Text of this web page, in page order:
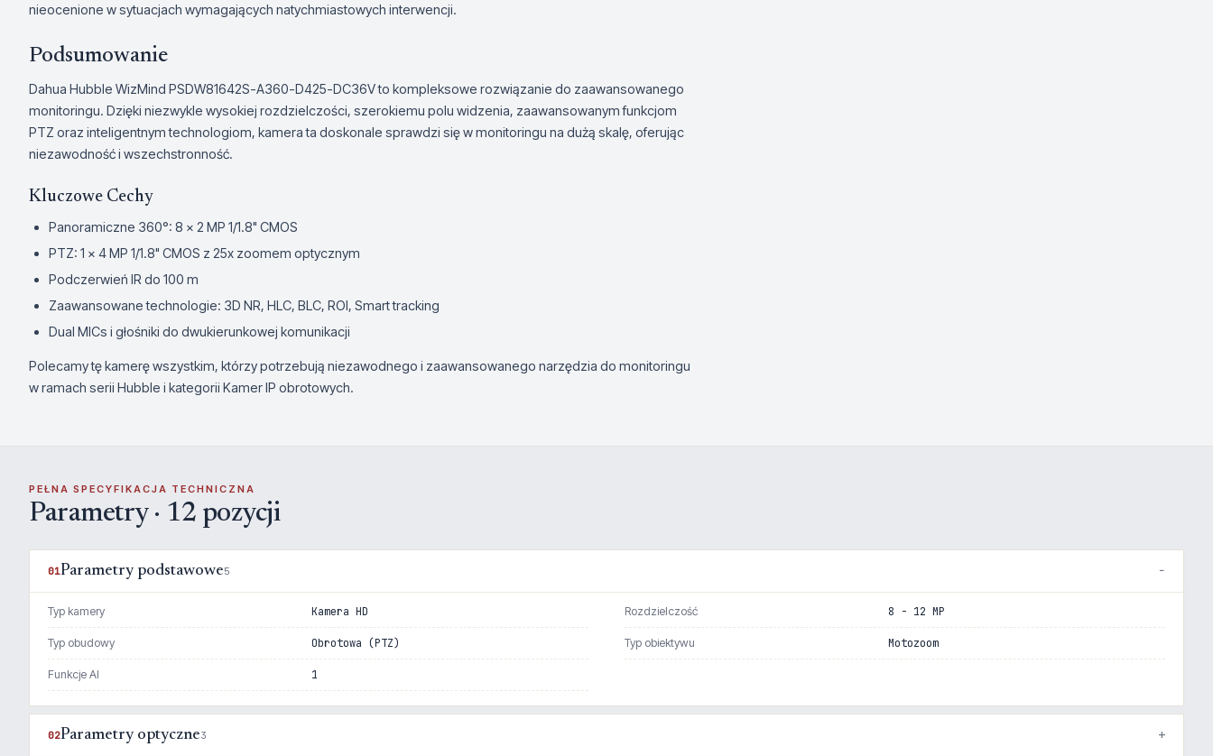
nieocenione w sytuacjach wymagających natychmiastowych interwencji.
Podsumowanie
Dahua Hubble WizMind PSDW81642S-A360-D425-DC36V to kompleksowe rozwiązanie do zaawansowanego
monitoringu. Dzięki niezwykle wysokiej rozdzielczości, szerokiemu polu widzenia, zaawansowanym funkcjom
PTZ oraz inteligentnym technologiom, kamera ta doskonale sprawdzi się w monitoringu na dużą skalę, oferując
niezawodność i wszechstronność.
Kluczowe Cechy
Panoramiczne 360°: 8 × 2 MP 1/1.8" CMOS
PTZ: 1 × 4 MP 1/1.8" CMOS z 25x zoomem optycznym
Podczerwień IR do 100 m
Zaawansowane technologie: 3D NR, HLC, BLC, ROI, Smart tracking
Dual MICs i głośniki do dwukierunkowej komunikacji
Polecamy tę kamerę wszystkim, którzy potrzebują niezawodnego i zaawansowanego narzędzia do monitoringu
w ramach serii Hubble i kategorii Kamer IP obrotowych.
PEŁNA SPECYFIKACJA TECHNICZNA
Parametry · 12 pozycji
01Parametry podstawowe5
Typ kamery Kamera HD Rozdzielczość 8 - 12 MP
Typ obudowy Obrotowa (PTZ) Typ obiektywu Motozoom
Funkcje AI 1
02Parametry optyczne3